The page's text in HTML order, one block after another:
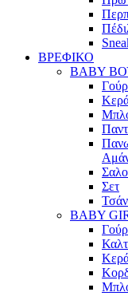
ΒΡΕΦΙΚΟ
ΒΑΒΥ
Σετ
BABY